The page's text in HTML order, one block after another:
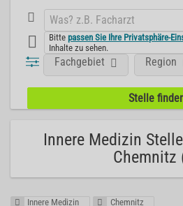
Bittepassen Sie Ihre Privatsphäre-
Inhalte zu sehen.
Fachgebiet Region
Innere Medizin
Chemnitz
Innere Medizin Chemnitz